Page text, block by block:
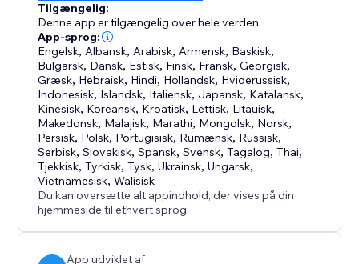
Tilgængelig:
Denne app er tilgængelig over hele verden.
App-sprog:
Engelsk, Albansk, Arabisk, Armensk, Baskisk,
Bulgarsk, Dansk, Estisk, Finsk, Fransk,Georgisk,
Græsk, Hebraisk, Hindi, Hollandsk, Hviderussisk,
Indonesisk, Islandsk, Italiensk, Japansk, Katalansk,
Kinesisk, Koreansk, Kroatisk, Lettisk, Litauisk,
Makedonsk, Malajisk, Marathi, Mongolsk, Norsk,
Persisk, Polsk, Portugisisk, Rumænsk, Russisk,
Serbisk,Slovakisk,Spansk,Svensk,Tagalog,Thai,
Tjekkisk,Tyrkisk,Tysk,Ukrainsk,Ungarsk,
Vietnamesisk,Walisisk
Du kan oversætte alt appindhold, der vises på din
hjemmeside til ethvert sprog.
App udviklet af